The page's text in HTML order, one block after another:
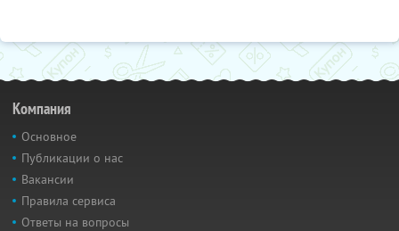
Компания
Основное
Публикации о нас
Вакансии
Правила сервиса
Ответы на вопросы